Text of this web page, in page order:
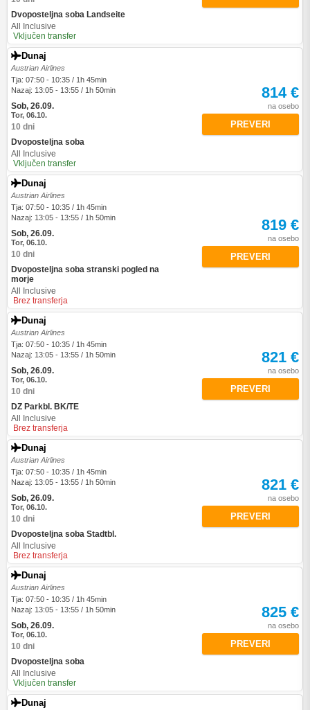
Dvoposteljna soba Landseite
All Inclusive
Vključen transfer
Dunaj
Austrian Airlines
Tja: 07:50 - 10:35 / 1h 45min
Nazaj: 13:05 - 13:55 / 1h 50min
Sob, 26.09.
Tor, 06.10.
10 dni
Dvoposteljna soba
All Inclusive
Vključen transfer
814 €
na osebo
PREVERI
Dunaj
Austrian Airlines
Tja: 07:50 - 10:35 / 1h 45min
Nazaj: 13:05 - 13:55 / 1h 50min
Sob, 26.09.
Tor, 06.10.
10 dni
Dvoposteljna soba stranski pogled na
morje
All Inclusive
Brez transferja
819 €
na osebo
PREVERI
Dunaj
Austrian Airlines
Tja: 07:50 - 10:35 / 1h 45min
Nazaj: 13:05 - 13:55 / 1h 50min
Sob, 26.09.
Tor, 06.10.
10 dni
DZ Parkbl. BK/TE
All Inclusive
Brez transferja
821 €
na osebo
PREVERI
Dunaj
Austrian Airlines
Tja: 07:50 - 10:35 / 1h 45min
Nazaj: 13:05 - 13:55 / 1h 50min
Sob, 26.09.
Tor, 06.10.
10 dni
Dvoposteljna soba Stadtbl.
All Inclusive
Brez transferja
821 €
na osebo
PREVERI
Dunaj
Austrian Airlines
Tja: 07:50 - 10:35 / 1h 45min
Nazaj: 13:05 - 13:55 / 1h 50min
Sob, 26.09.
Tor, 06.10.
10 dni
Dvoposteljna soba
All Inclusive
Vključen transfer
825 €
na osebo
PREVERI
Dunaj